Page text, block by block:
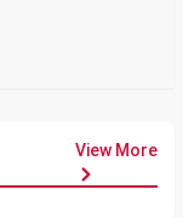
View More